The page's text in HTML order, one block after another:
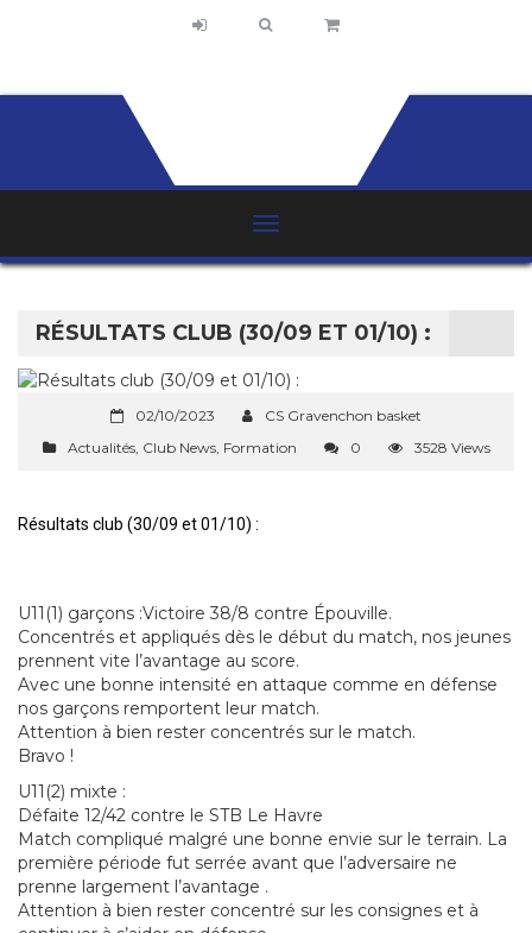
RÉSULTATS CLUB (30/09 ET 01/10) :
02/10/2023
CS Gravenchon basket
Actualités, Club News, Formation 0 3528 Views
Résultats club (30/09 et 01/10) :
U11(1) garçons :Victoire 38/8 contre Épouville.
Concentrés et appliqués dès le début du match, nos jeunes
prennent vite l’avantage au score.
Avec une bonne intensité en attaque comme en défense
nos garçons remportent leur match.
Attention à bien rester concentrés sur le match.
Bravo !
U11(2) mixte :
Défaite 12/42 contre le STB Le Havre
Match compliqué malgré une bonne envie sur le terrain. La
première période fut serrée avant que l’adversaire ne
prenne largement l’avantage .
Attention à bien rester concentré sur les consignes et à